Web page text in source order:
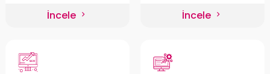
İncele İncele